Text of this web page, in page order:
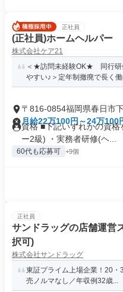
正社員
(正社員)ホームヘルパー
株式会社ケア21
＜★訪問未経験OK★ 同行研
やすい♪＞定年制撤廃で長く
〒816-0854福岡県春日市
月給22万100円～24万100
資格 ■下記いずれかの資
ー2級) ・実務者研修(ヘ...
60代も応募可 +9個
正社員
サンドラッグの店舗運営
択可)
株式会社サンドラッグ
東証プライム上場企業！20・
売ノルマなし／年収例32歳...